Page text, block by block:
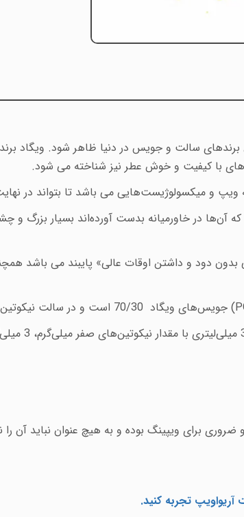
سالت و جویس در دنیا ظاهر شود. ویگاد
با کیفیت و خوش عطر نیز شناخته می شود.
ویپ و میکسولوژیست‌هایی می باشد تا بتواند در
آن‌ها در خاورمیانه بدست آورده‌اند بسیار بزرگ و
دود و داشتن اوقات عالی» پایبند می باشد
) جویس‌های ویگاد 70/30 است و در سالت نیکوتین ها 50/50 است
برای ویپینگ بوده و به هیچ عنوان نباید آن
آریواویپ تجربه کنید.